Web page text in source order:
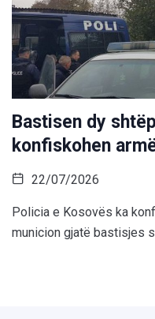
Bastisen dy
konfiskohen
22/07/2026
Policia e Kosovës ka
municion gjatë bastisjes